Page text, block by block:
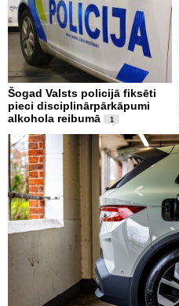
Šogad Valsts policijā fiksēti
pieci disciplinārpārkāpumi
alkohola reibumā
1